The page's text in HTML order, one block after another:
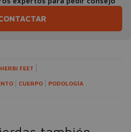
HERBI FEET
CUERPO PODOLOGÍA